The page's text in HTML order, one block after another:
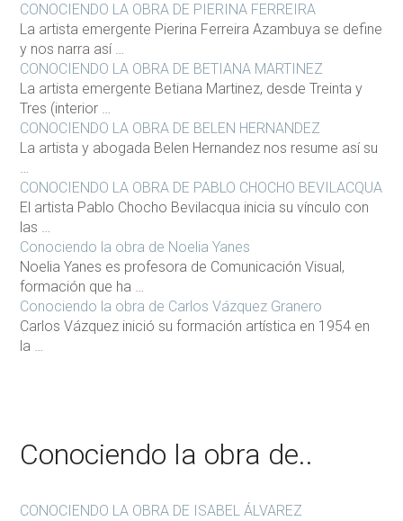
CONOCIENDO LA OBRA DE PIERINA FERREIRA
La artista emergente Pierina Ferreira Azambuya se define
y nos narra así …
CONOCIENDO LA OBRA DE BETIANA MARTINEZ
La artista emergente Betiana Martinez, desde Treinta y
Tres (interior …
CONOCIENDO LA OBRA DE BELEN HERNANDEZ
La artista y abogada Belen Hernandez nos resume así su
…
CONOCIENDO LA OBRA DE PABLO CHOCHO BEVILACQUA
El artista Pablo Chocho Bevilacqua inicia su vínculo con
las …
Conociendo la obra de Noelia Yanes
Noelia Yanes es profesora de Comunicación Visual,
formación que ha …
Conociendo la obra de Carlos Vázquez Granero
Carlos Vázquez inició su formación artística en 1954 en
la …
Conociendo la obra de..
CONOCIENDO LA OBRA DE ISABEL ÁLVAREZ